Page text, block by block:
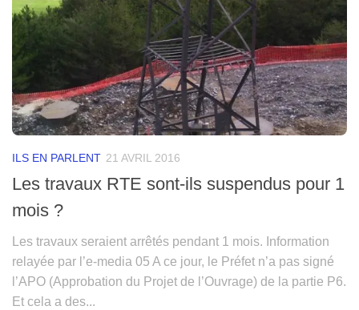
ILS EN PARLENT 21 AVRIL 2016
Les travaux RTE sont-ils suspendus pour 1
mois ?
Les travaux seraient arrêtés pendant 1 mois. Information
relayée par l’e-media 05 A ce jour, le Préfet n’a pas signé
l’APO (Approbation du Projet de l’Ouvrage) de la partie P6.
Et cela a des...